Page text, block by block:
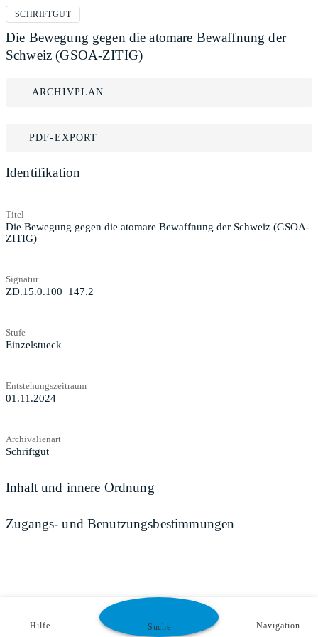
SCHRIFTGUT
Die Bewegung gegen die atomare Bewaffnung der
Schweiz (GSOA-ZITIG)
ARCHIVPLAN
PDF-EXPORT
Identifikation
Titel
Die Bewegung gegen die atomare Bewaffnung der Schweiz (GSOA-
ZITIG)
Signatur
ZD.15.0.100_147.2
Stufe
Einzelstueck
Entstehungszeitraum
01.11.2024
Archivalienart
Schriftgut
Inhalt und innere Ordnung
Zugangs- und Benutzungsbestimmungen
Hilfe Suche Navigation